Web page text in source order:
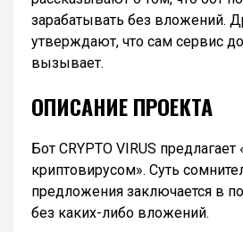
зарабатывать без вложений.
утверждают, что сам сервис
вызывает.
ОПИСАНИЕ ПРОЕКТА
Бот CRYPTO VIRUS
криптовирусом». Суть
предложения заключается в
без каких-либо вложений.